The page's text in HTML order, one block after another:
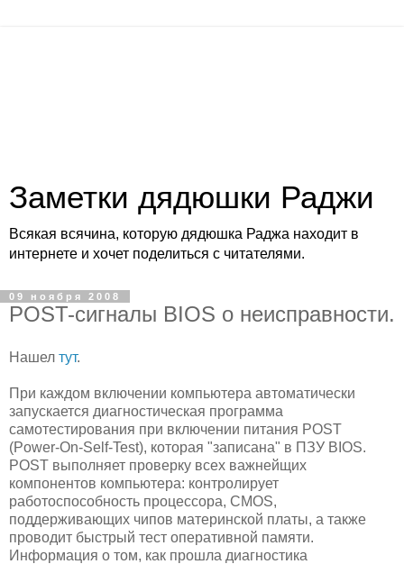
Заметки дядюшки Раджи
Всякая всячина, которую дядюшка Раджа находит в
интернете и хочет поделиться с читателями.
09 ноября 2008
POST-сигналы BIOS о неисправности.
Нашел тут.
При каждом включении компьютера автоматически
запускается диагностическая программа
самотестирования при включении питания POST
(Power-On-Self-Test), которая "записана" в ПЗУ BIOS.
POST выполняет проверку всех важнейщих
компонентов компьютера: контролирует
работоспособность процессора, CMOS,
поддерживающих чипов материнской платы, а также
проводит быстрый тест оперативной памяти.
Информация о том, как прошла диагностика